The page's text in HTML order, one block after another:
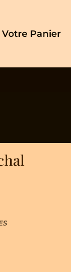
Votre Panier